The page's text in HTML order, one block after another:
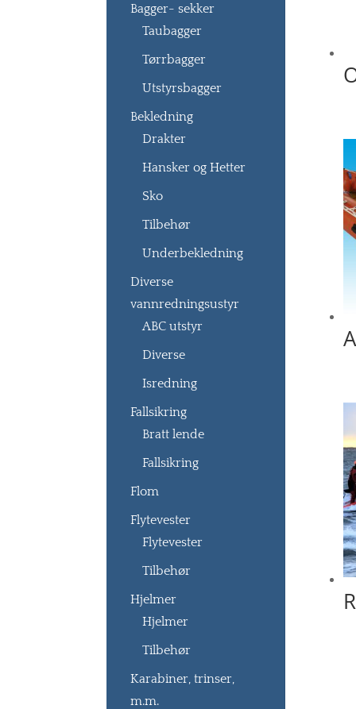
Bagger- sekker
Taubagger
Tørrbagger
Utstyrsbagger
Bekledning
Drakter
Hansker og Hetter
Sko
Tilbehør
Underbekledning
Diverse
vannredningsustyr
ABC utstyr
Diverse
Isredning
Fallsikring
Bratt lende
Fallsikring
Flom
Flytevester
Flytevester
Tilbehør
Hjelmer
Hjelmer
Tilbehør
Karabiner, trinser,
m.m.